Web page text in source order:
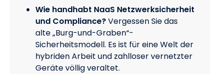
Wie handhabt NaaS Netzwerksicherheit
und Compliance?Vergessen Sie das
alte „Burg-und-Graben“-
Sicherheitsmodell. Es ist für eine Welt der
hybriden Arbeit und zahlloser vernetzter
Geräte völlig veraltet.